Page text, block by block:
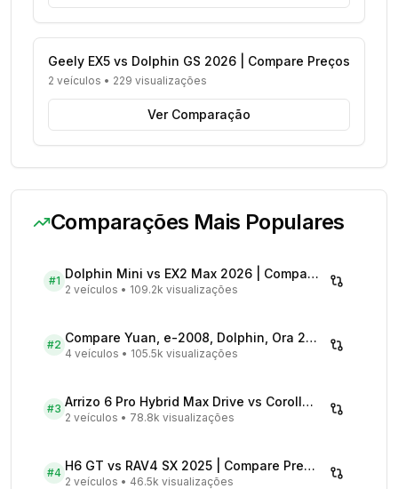
Geely EX5 vs Dolphin GS 2026 | Compare Preços
2 veículos • 229 visualizações
Ver Comparação
Comparações Mais Populares
#1 Dolphin Mini vs EX2 Max 2026 | Compare Preços
2 veículos • 109.2k visualizações
#2 Compare Yuan, e-2008, Dolphin, Ora 2026 | Veículos Elétricos
4 veículos • 105.5k visualizações
#3 Arrizo 6 Pro Hybrid Max Drive vs Corolla Cross XRX Hybrid - Comparativo Completo
2 veículos • 78.8k visualizações
#4 H6 GT vs RAV4 SX 2025 | Compare Preços
2 veículos • 46.5k visualizações